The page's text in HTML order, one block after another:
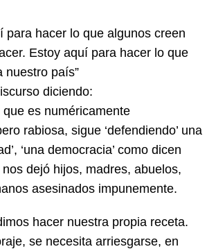
para hacer lo que algunos creen
Estoy aquí para hacer lo que
nuestro país”
diciendo:
es numéricamente
rabiosa, sigue ‘defendiendo’ una
‘una democracia’ como dicen
dejó hijos, madres, abuelos,
asesinados impunemente.
hacer nuestra propia receta.
se necesita arriesgarse, en